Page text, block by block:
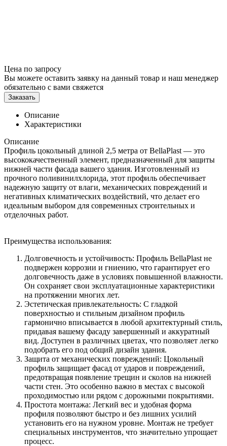
Цена по запросу
Вы можете оставить заявку на данный товар и наш менеджер
обязательно с вами свяжется
Заказать
Описание
Характеристики
Описание
Профиль цокольный длиной 2,5 метра от BellaPlast — это
высококачественный элемент, предназначенный для защиты
нижней части фасада вашего здания. Изготовленный из
прочного поливинилхлорида, этот профиль обеспечивает
надежную защиту от влаги, механических повреждений и
негативных климатических воздействий, что делает его
идеальным выбором для современных строительных и
отделочных работ.
Преимущества использования:
Долговечность и устойчивость: Профиль BellaPlast не
подвержен коррозии и гниению, что гарантирует его
долговечность даже в условиях повышенной влажности.
Он сохраняет свои эксплуатационные характеристики
на протяжении многих лет.
Эстетическая привлекательность: С гладкой
поверхностью и стильным дизайном профиль
гармонично вписывается в любой архитектурный стиль,
придавая вашему фасаду завершенный и аккуратный
вид. Доступен в различных цветах, что позволяет легко
подобрать его под общий дизайн здания.
Защита от механических повреждений: Цокольный
профиль защищает фасад от ударов и повреждений,
предотвращая появление трещин и сколов на нижней
части стен. Это особенно важно в местах с высокой
проходимостью или рядом с дорожными покрытиями.
Простота монтажа: Легкий вес и удобная форма
профиля позволяют быстро и без лишних усилий
установить его на нужном уровне. Монтаж не требует
специальных инструментов, что значительно упрощает
процесс.